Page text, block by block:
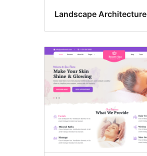
Landscape Architecture